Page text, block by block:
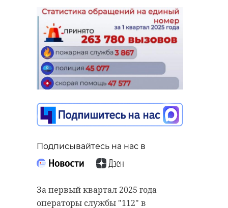
Подписывайтесь на нас в
За первый квартал 2025 года
операторы службы "112" в
29 апреля 2025, 16:32
Подписывайтесь на нас в
Комитет по транспорту
Подписывайтесь на нас в
Кировская городская прокуратура
выявила факты самозахвата